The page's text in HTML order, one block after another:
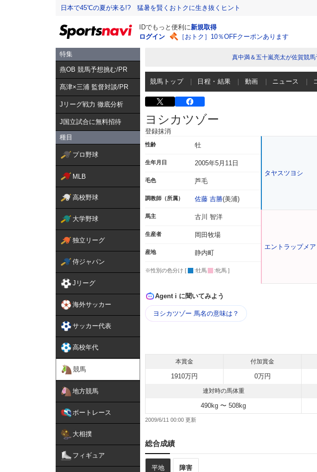
日本で45℃の夏が来る!? 猛暑を賢くおトクに生き抜くヒント
IDでもっと便利に新規取得
ログイン
［おトク］10％OFFクーポンあります
特集
燕OB 競馬予想挑む/PR
髙津×三浦 監督対談/PR
Jリーグ戦力 徹底分析
J国立試合に無料招待
種目
プロ野球
MLB
高校野球
大学野球
独立リーグ
侍ジャパン
Jリーグ
海外サッカー
サッカー代表
高校年代
競馬
地方競馬
ボートレース
大相撲
フィギュア
真中満＆五十嵐亮太が佐賀競馬
競馬トップ 日程・結果 動画 ニュース
ヨシカツゾー
登録抹消
性齢 牡
生年月日 2005年5月11日
毛色 芦毛
調教師（所属） 佐藤 吉勝(美浦)
馬主 古川 智洋
生産者 岡田牧場
産地 静内町
※性別の色分け [ :牡馬 :牝馬 ]
タヤスツヨシ
エントラップメア
Agent i に聞いてみよう
ヨシカツゾー 馬名の意味は？
本賞金 付加賞金
1910万円 0万円
連対時の馬体重
490kg 〜 508kg
2009/6/11 00:00
総合成績
平地 障害